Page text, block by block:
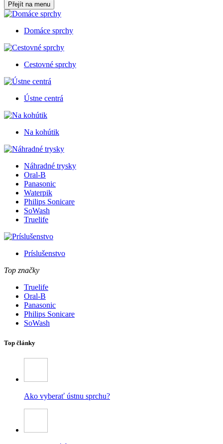
Přejít na menu
Domáce sprchy
Cestovné sprchy
Ústne centrá
Na kohútik
Náhradné trysky
Oral-B
Panasonic
Waterpik
Philips Sonicare
SoWash
Truelife
Príslušenstvo
Top značky
Truelife
Oral-B
Panasonic
Philips Sonicare
SoWash
Top články
Ako vyberať ústnu sprchu?